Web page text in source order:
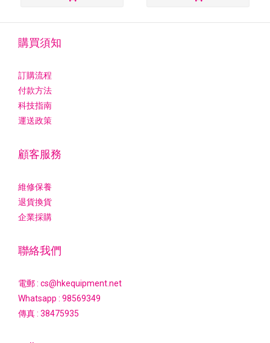
購買須知
訂購流程
付款方法
科技指南
運送政策
顧客服務
維修保養
退貨換貨
企業採購
聯絡我們
電郵 : cs@hkequipment.net
Whatsapp : 98569349
傳真 : 38475935